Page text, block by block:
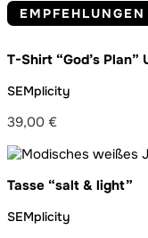
EMPFEHLUNGEN
T-Shirt “God’s Plan”
SEMplicity
39,00 €
Tasse “salt & light”
SEMplicity